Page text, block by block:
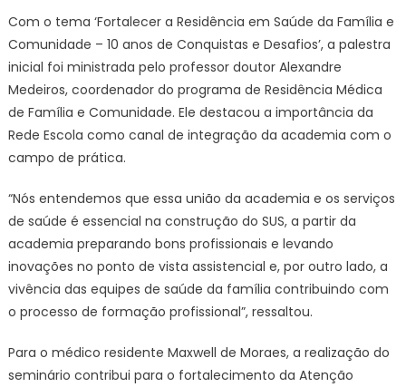
Com o tema ‘Fortalecer a Residência em Saúde da Família e
Comunidade – 10 anos de Conquistas e Desafios’, a palestra
inicial foi ministrada pelo professor doutor Alexandre
Medeiros, coordenador do programa de Residência Médica
de Família e Comunidade. Ele destacou a importância da
Rede Escola como canal de integração da academia com o
campo de prática.
“Nós entendemos que essa união da academia e os serviços
de saúde é essencial na construção do SUS, a partir da
academia preparando bons profissionais e levando
inovações no ponto de vista assistencial e, por outro lado, a
vivência das equipes de saúde da família contribuindo com
o processo de formação profissional”, ressaltou.
Para o médico residente Maxwell de Moraes, a realização do
seminário contribui para o fortalecimento da Atenção